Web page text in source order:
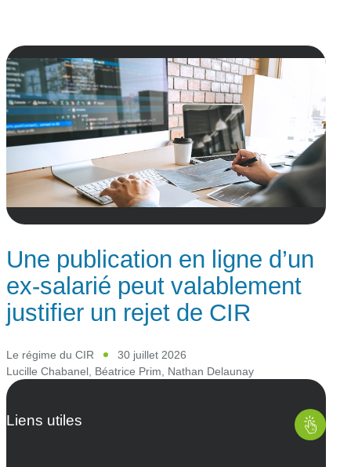
Une publication en ligne d’un
ex-salarié peut valablement
justifier un rejet de CIR
Le régime du CIR
30 juillet 2026
Lucille Chabanel Béatrice Prim Nathan Delaunay
Liens utiles